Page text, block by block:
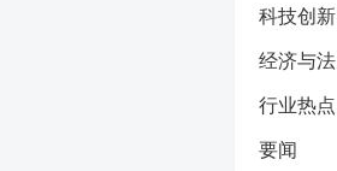
科技创新
经济与法
行业热点
要闻